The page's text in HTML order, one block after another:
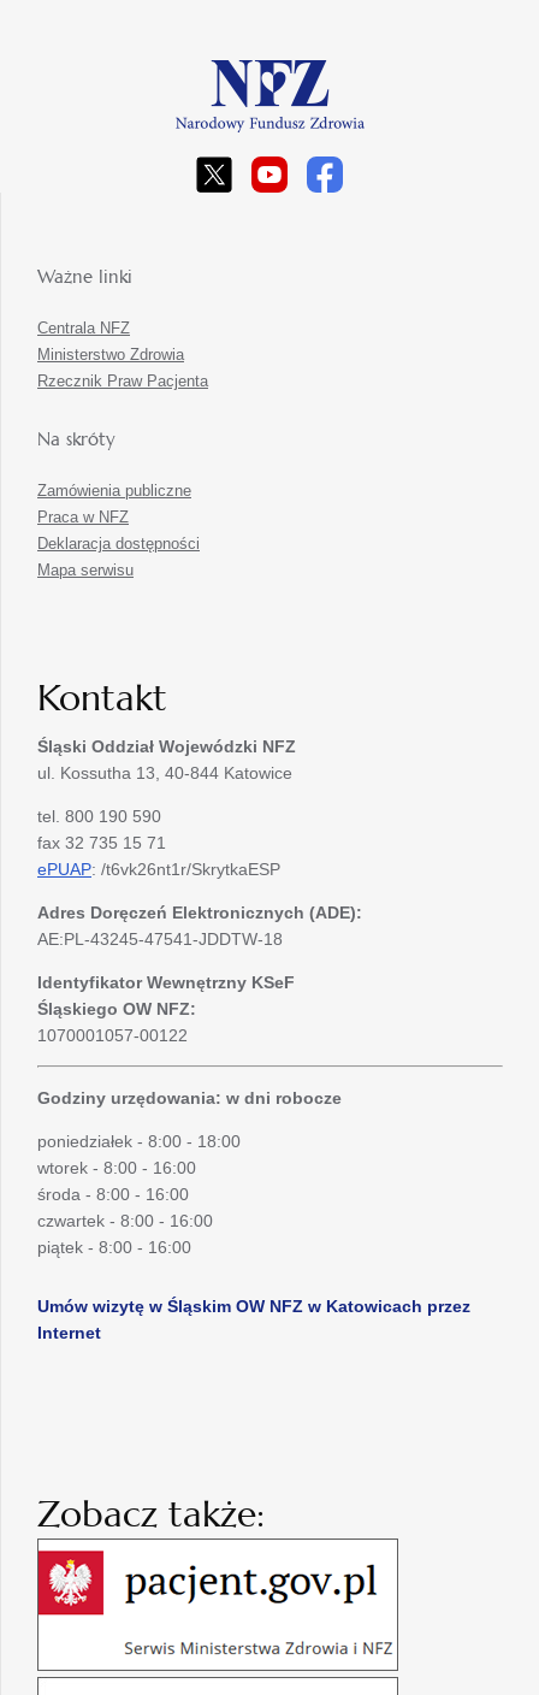
Ważne linki
Centrala NFZ
Ministerstwo Zdrowia
Rzecznik Praw Pacjenta
Na skróty
Zamówienia publiczne
Praca w NFZ
Deklaracja dostępności
Mapa serwisu
Kontakt
Śląski Oddział Wojewódzki NFZ
ul. Kossutha 13, 40-844 Katowice
tel. 800 190 590
fax 32 735 15 71
ePUAP: /t6vk26nt1r/SkrytkaESP
Adres Doręczeń Elektronicznych (ADE):
AE:PL-43245-47541-JDDTW-18
Identyfikator Wewnętrzny KSeF
Śląskiego OW NFZ:
1070001057-00122
Godziny urzędowania: w dni robocze
poniedziałek - 8:00 - 18:00
wtorek - 8:00 - 16:00
środa - 8:00 - 16:00
czwartek - 8:00 - 16:00
piątek - 8:00 - 16:00
Umów wizytę w Śląskim OW NFZ w Katowicach przez
Internet
Zobacz także: